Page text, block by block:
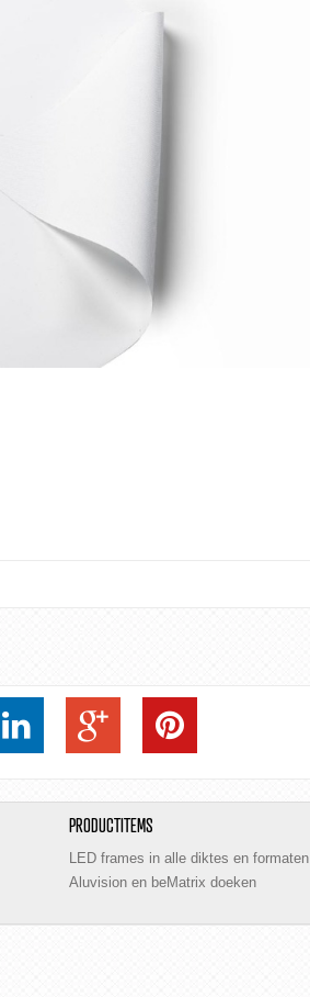
PRODUCTITEMS
LED frames in alle diktes en formaten
Aluvision en beMatrix doeken